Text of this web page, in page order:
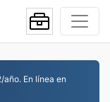
En línea en